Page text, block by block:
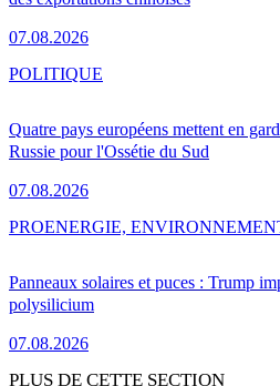
07.08.2026
Quatre pays européens mettent en
Russie pour l'Ossétie du Sud
07.08.2026
POLITIQUE
Panneaux solaires et puces : Trump
polysilicium
07.08.2026
PROENERGIE,
PLUS DE CETTE SECTION